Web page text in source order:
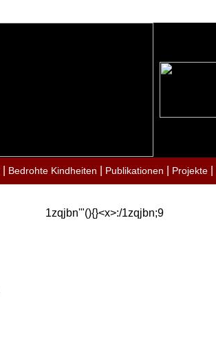
Bedrohte Kindheiten Publikationen Projekte
1zqjbn'"(){}<x>:/1zqjbn;9